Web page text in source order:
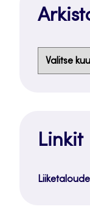
Arkistot
Linkit